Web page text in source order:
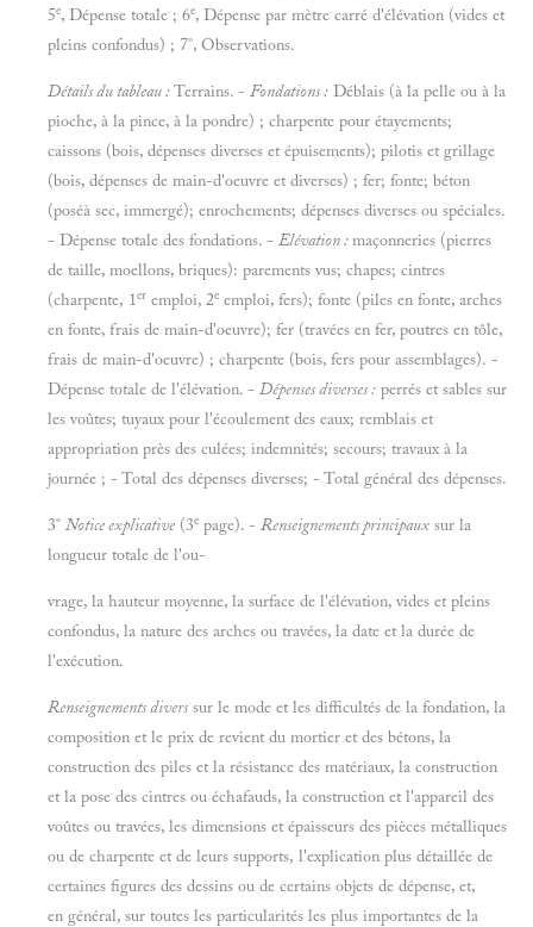
5e, Dépense totale ; 6e, Dépense par mètre carré d'élévation (vides et
pleins confondus) ; 7°, Observations.
Détails du tableau :Terrains. - Fondations : Déblais (à la pelle ou à la
pioche, à la pince, à la pondre) ; charpente pour étayements;
caissons (bois, dépenses diverses et épuisements); pilotis et grillage
(bois, dépenses de main-d'oeuvre et diverses) ; fer; fonte; béton
(poséà sec, immergé); enrochements; dépenses diverses ou spéciales.
- Dépense totale des fondations. - Elévation :maçonneries (pierres
de taille, moellons, briques): parements vus; chapes; cintres
(charpente, 1er emploi, 2e emploi, fers); fonte (piles en fonte, arches
en fonte, frais de main-d'oeuvre); fer (travées en fer, poutres en tôle,
frais de main-d'oeuvre) ; charpente (bois, fers pour assemblages). -
Dépense totale de l'élévation. - Dépenses diverses : perrés et sables sur
les voûtes; tuyaux pour l'écoulement des eaux; remblais et
appropriation près des culées; indemnités; secours; travaux à la
journée ; - Total des dépenses diverses; - Total général des dépenses.
3° Notice explicative (3e page). - Renseignements principaux sur la
longueur totale de l'ou-
vrage, la hauteur moyenne, la surface de l'élévation, vides et pleins
confondus, la nature des arches ou travées, la date et la durée de
l'exécution.
Renseignements divers sur le mode et les difficultés de la fondation, la
composition et le prix de revient du mortier et des bétons, la
construction des piles et la résistance des matériaux, la construction
et la pose des cintres ou échafauds, la construction et l'appareil des
voûtes ou travées, les dimensions et épaisseurs des pièces métalliques
ou de charpente et de leurs supports, l'explication plus détaillée de
certaines figures des dessins ou de certains objets de dépense, et,
en général, sur toutes les particularités les plus importantes de la